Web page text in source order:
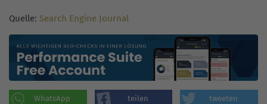
Quelle: Search Engine Journal
WhatsApp teilen tweeten